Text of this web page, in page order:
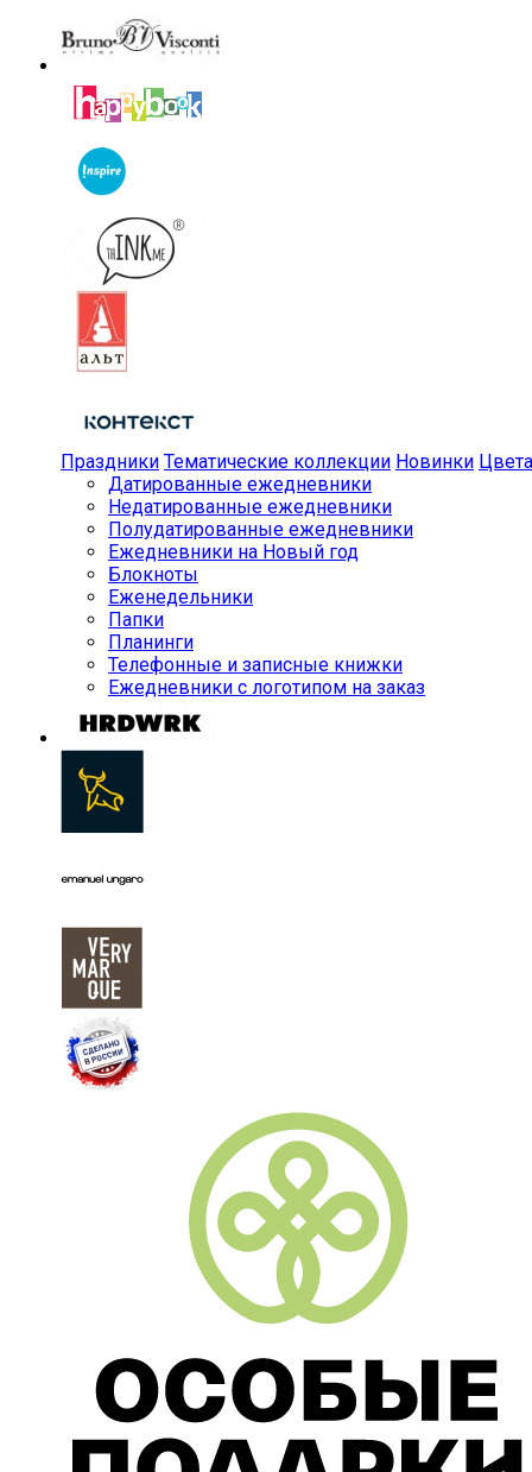
Праздники Тематические коллекции Новинки Цвета
Датированные ежедневники
Недатированные ежедневники
Полудатированные ежедневники
Ежедневники на Новый год
Блокноты
Еженедельники
Папки
Планинги
Телефонные и записные книжки
Ежедневники с логотипом на заказ